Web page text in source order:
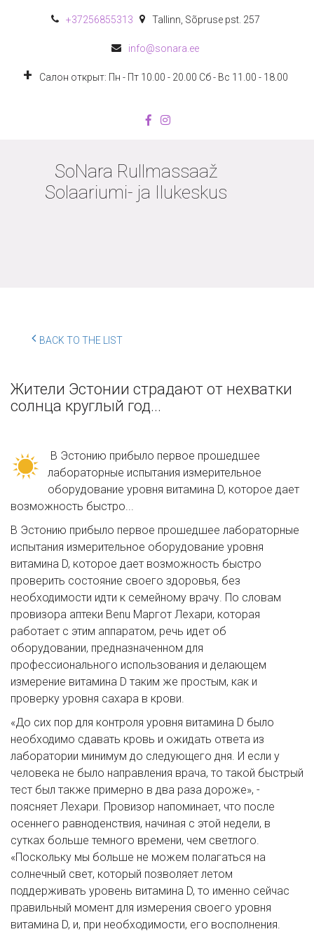
+37256855313 Tallinn Sõpruse pst. 257
info@sonara.ee
Салон открыт: Пн - Пт 10.00 - 20.00 Сб - Вс 11.00 - 18.00
SoNara Rullmassaaž
Solaariumi- ja Ilukeskus
BACK TO THE LIST
Жители Эстонии страдают от нехватки
солнца круглый год...
В Эстонию прибыло первое прошедшее
лабораторные испытания измерительное
оборудование уровня витамина D, которое дает
возможность быстро...
В Эстонию прибыло первое прошедшее лабораторные
испытания измерительное оборудование уровня
витамина D, которое дает возможность быстро
проверить состояние своего здоровья, без
необходимости идти к семейному врачу. По словам
провизора аптеки Benu Маргот Лехари, которая
работает с этим аппаратом, речь идет об
оборудовании, предназначенном для
профессионального использования и делающем
измерение витамина D таким же простым, как и
проверку уровня сахара в крови.
«До сих пор для контроля уровня витамина D было
необходимо сдавать кровь и ожидать ответа из
лаборатории минимум до следующего дня. И если у
человека не было направления врача, то такой быстрый
тест был также примерно в два раза дороже», -
поясняет Лехари. Провизор напоминает, что после
осеннего равноденствия, начиная с этой недели, в
сутках больше темного времени, чем светлого.
«Поскольку мы больше не можем полагаться на
солнечный свет, который позволяет летом
поддерживать уровень витамина D, то именно сейчас
правильный момент для измерения своего уровня
витамина D, и, при необходимости, его восполнения.